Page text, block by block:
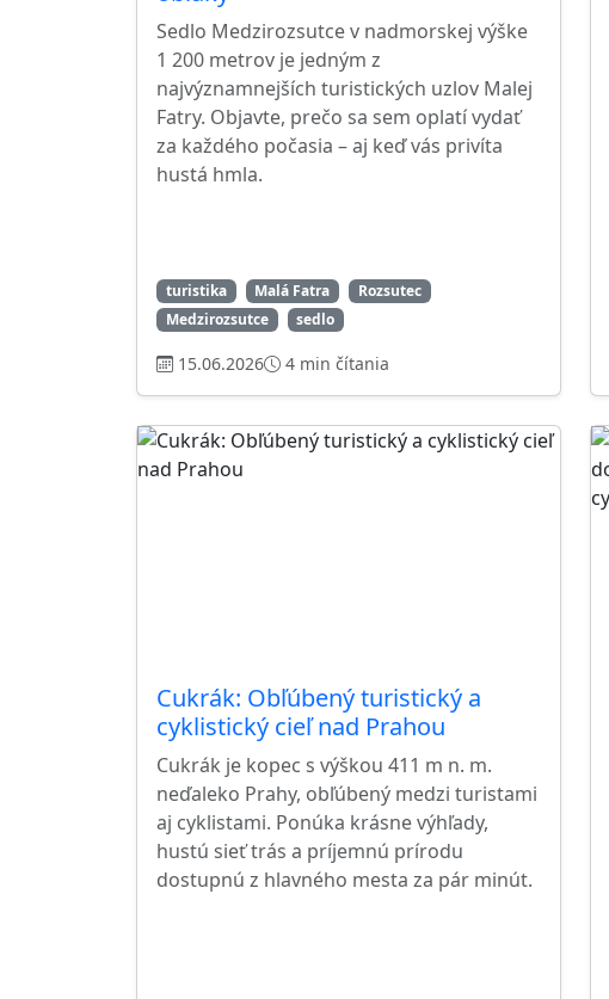
Sedlo Medzirozsutce v nadmorskej výške
1 200 metrov je jedným z
najvýznamnejších turistických uzlov Malej
Fatry. Objavte, prečo sa sem oplatí vydať
za každého počasia – aj keď vás privíta
hustá hmla.
turistika Malá Fatra
Rozsutec
Medzirozsutce
sedlo
15.06.2026 4 min čítania
Cukrák: Obľúbený turistický a
cyklistický cieľ nad Prahou
Cukrák je kopec s výškou 411 m n. m.
neďaleko Prahy, obľúbený medzi turistami
aj cyklistami. Ponúka krásne výhľady,
hustú sieť trás a príjemnú prírodu
dostupnú z hlavného mesta za pár minút.